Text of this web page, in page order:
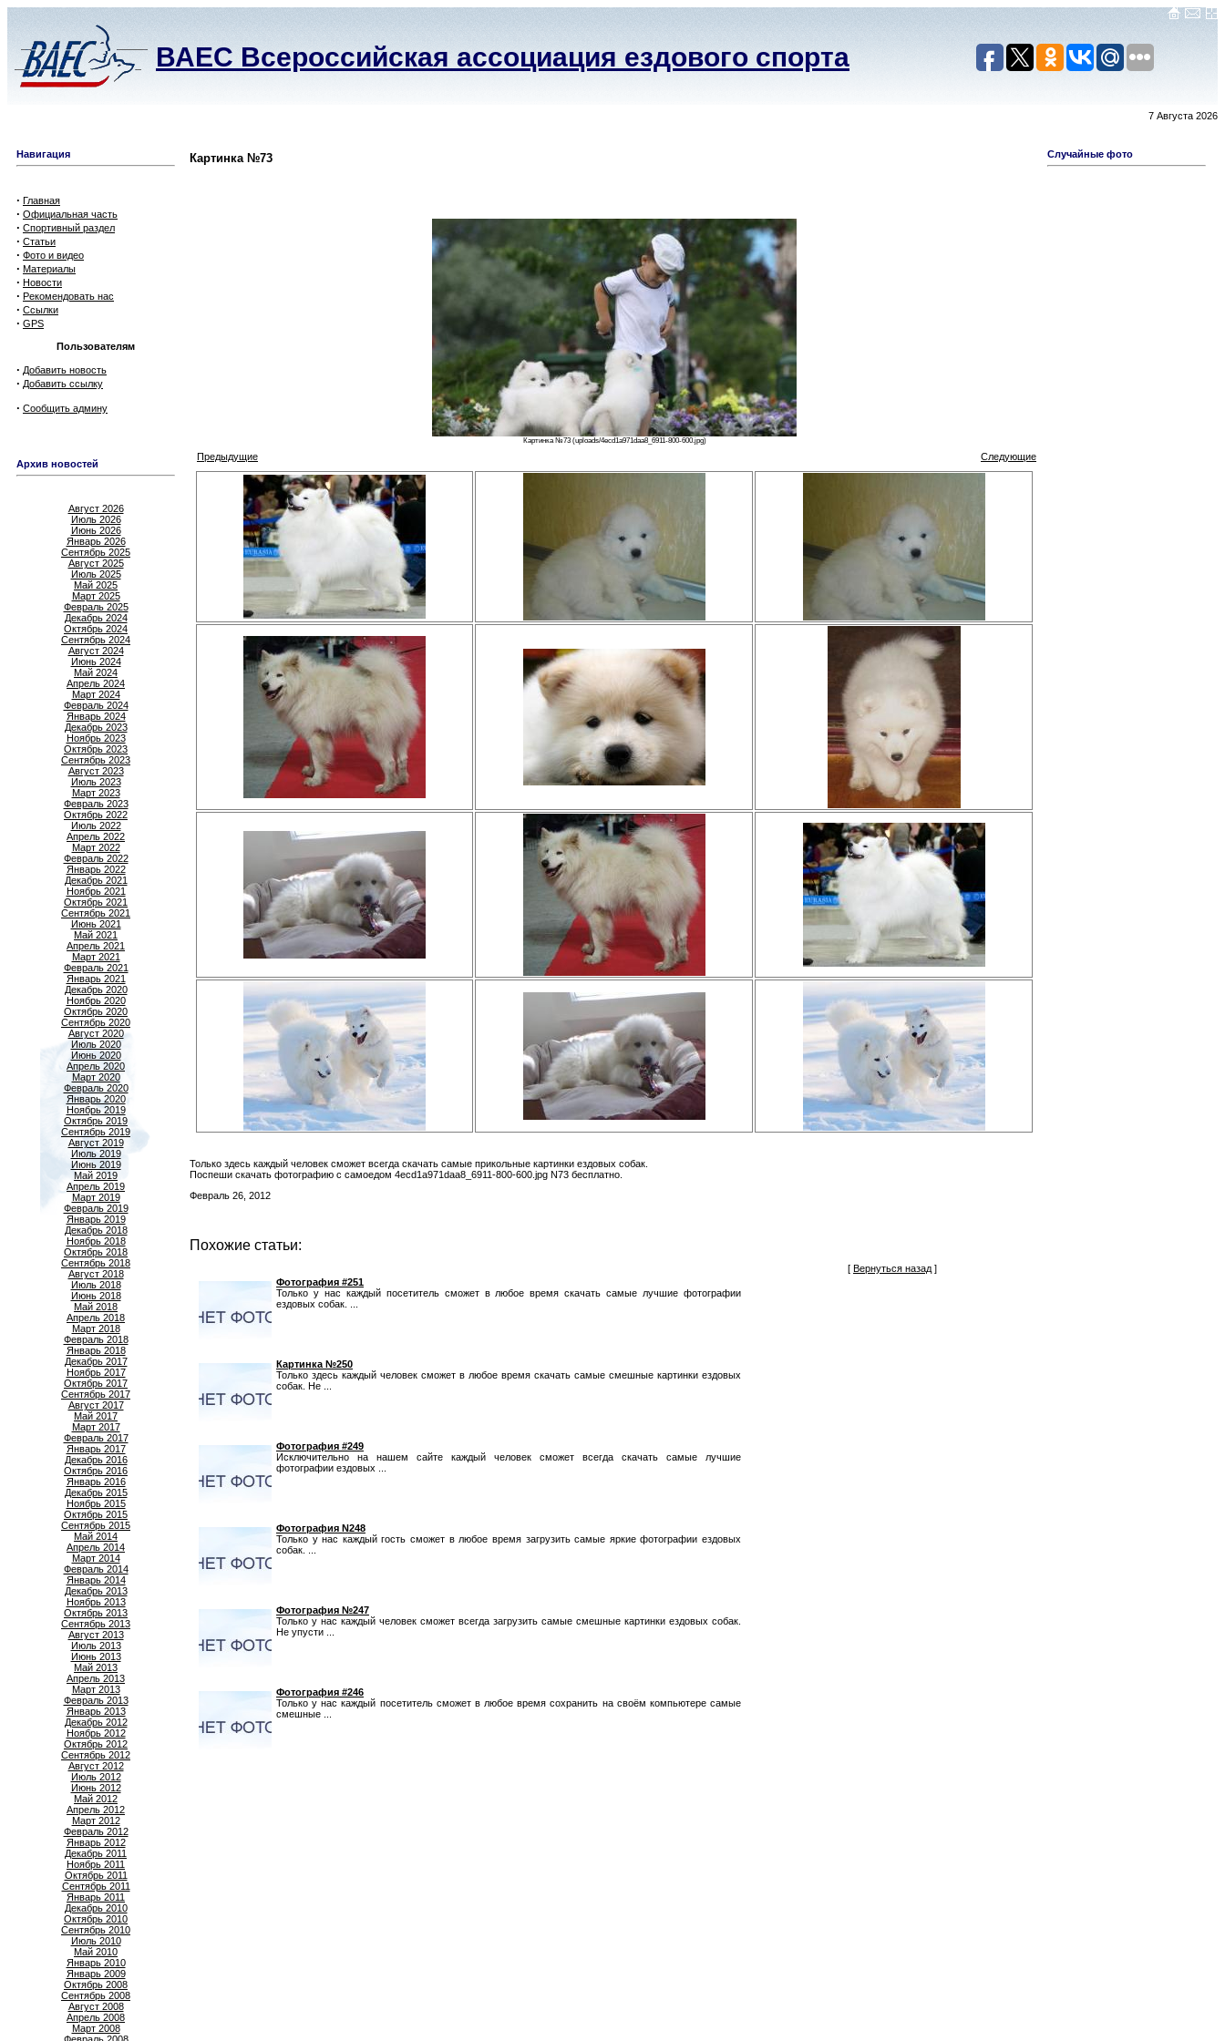
ВАЕС Всероссийская ассоциация ездового спорта
7 Августа 2026
Навигация
· Главная
· Официальная часть
· Спортивный раздел
· Статьи
· Фото и видео
· Материалы
· Новости
· Рекомендовать нас
· Ссылки
· GPS
Пользователям
· Добавить новость
· Добавить ссылку
· Сообщить админу
Архив новостей
Август 2026
Июль 2026
Июнь 2026
Январь 2026
Сентябрь 2025
Август 2025
Июль 2025
Май 2025
Март 2025
Февраль 2025
Декабрь 2024
Октябрь 2024
Сентябрь 2024
Август 2024
Июнь 2024
Май 2024
Апрель 2024
Март 2024
Февраль 2024
Январь 2024
Декабрь 2023
Ноябрь 2023
Октябрь 2023
Сентябрь 2023
Август 2023
Июль 2023
Март 2023
Февраль 2023
Октябрь 2022
Июль 2022
Апрель 2022
Март 2022
Февраль 2022
Январь 2022
Декабрь 2021
Ноябрь 2021
Октябрь 2021
Сентябрь 2021
Июнь 2021
Май 2021
Апрель 2021
Март 2021
Февраль 2021
Январь 2021
Декабрь 2020
Ноябрь 2020
Октябрь 2020
Сентябрь 2020
Август 2020
Июль 2020
Июнь 2020
Апрель 2020
Март 2020
Февраль 2020
Январь 2020
Ноябрь 2019
Октябрь 2019
Сентябрь 2019
Август 2019
Июль 2019
Июнь 2019
Май 2019
Апрель 2019
Март 2019
Февраль 2019
Январь 2019
Декабрь 2018
Ноябрь 2018
Октябрь 2018
Сентябрь 2018
Август 2018
Июль 2018
Июнь 2018
Май 2018
Апрель 2018
Март 2018
Февраль 2018
Январь 2018
Декабрь 2017
Ноябрь 2017
Октябрь 2017
Сентябрь 2017
Август 2017
Май 2017
Март 2017
Февраль 2017
Январь 2017
Декабрь 2016
Октябрь 2016
Январь 2016
Декабрь 2015
Ноябрь 2015
Октябрь 2015
Сентябрь 2015
Май 2014
Апрель 2014
Март 2014
Февраль 2014
Январь 2014
Декабрь 2013
Ноябрь 2013
Октябрь 2013
Сентябрь 2013
Август 2013
Июль 2013
Июнь 2013
Май 2013
Апрель 2013
Март 2013
Февраль 2013
Январь 2013
Декабрь 2012
Ноябрь 2012
Октябрь 2012
Сентябрь 2012
Август 2012
Июль 2012
Июнь 2012
Май 2012
Апрель 2012
Март 2012
Февраль 2012
Январь 2012
Декабрь 2011
Ноябрь 2011
Октябрь 2011
Сентябрь 2011
Январь 2011
Декабрь 2010
Октябрь 2010
Сентябрь 2010
Июль 2010
Май 2010
Январь 2010
Январь 2009
Октябрь 2008
Сентябрь 2008
Август 2008
Апрель 2008
Март 2008
Картинка №73
Картинка №73 (uploads/4ecd1a971daa8_6911-800-600.jpg)
Предыдущие Следующие
Только здесь каждый человек сможет всегда скачать самые прикольные картинки ездовых собак.
Поспеши скачать фотографию с самоедом 4ecd1a971daa8_6911-800-600.jpg N73 бесплатно.
Февраль 26, 2012
Похожие статьи:
Фотография #251
Только у нас каждый посетитель сможет в любое время скачать самые лучшие фотографии
ездовых собак. ...
Картинка №250
Только здесь каждый человек сможет в любое время скачать самые смешные картинки ездовых
собак. Не ...
Фотография #249
Исключительно на нашем сайте каждый человек сможет всегда скачать самые лучшие
фотографии ездовых ...
Фотография N248
Только у нас каждый гость сможет в любое время загрузить самые яркие фотографии ездовых
собак. ...
Фотография №247
Только у нас каждый человек сможет всегда загрузить самые смешные картинки ездовых собак.
Не упусти ...
Фотография #246
Только у нас каждый посетитель сможет в любое время сохранить на своём компьютере самые
смешные ...
[ Вернуться назад ]
Случайные фото